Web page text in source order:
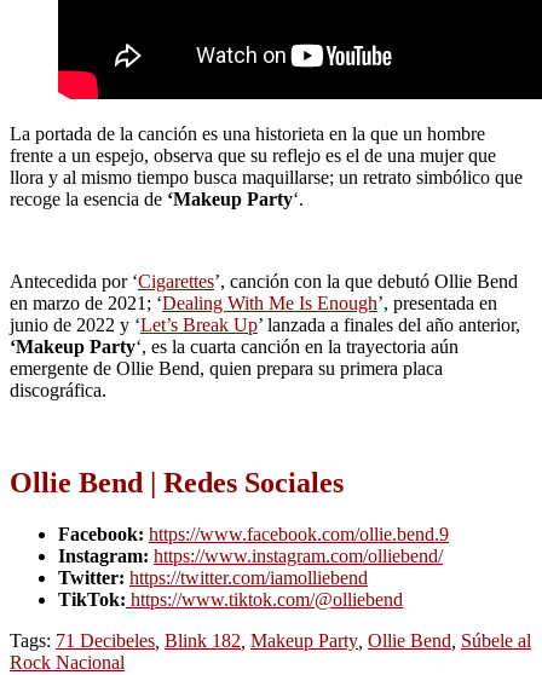
La portada de la canción es una historieta en la que un hombre
frente a un espejo, observa que su reflejo es el de una mujer que
llora y al mismo tiempo busca maquillarse; un retrato simbólico que
recoge la esencia de ‘Makeup Party‘.
Antecedida por ‘Cigarettes’, canción con la que debutó Ollie Bend
en marzo de 2021; ‘Dealing With Me Is Enough’, presentada en
junio de 2022 y ‘Let’s Break Up’ lanzada a finales del año anterior,
‘Makeup Party‘, es la cuarta canción en la trayectoria aún
emergente de Ollie Bend, quien prepara su primera placa
discográfica.
Ollie Bend | Redes Sociales
Facebook: https://www.facebook.com/ollie.bend.9
Instagram: https://www.instagram.com/olliebend/
Twitter: https://twitter.com/iamolliebend
TikTok: https://www.tiktok.com/@olliebend
Tags: 71 Decibeles Blink 182 Makeup Party Ollie Bend Súbele al
Rock Nacional